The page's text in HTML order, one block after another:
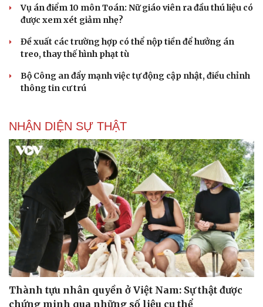
Văn hóa
Sân khấu - Điện ảnh
Văn học
Âm nhạc
Di sản
Giải trí
Nghệ sĩ
Thời trang
Sao Việt
Vụ án điểm 10 môn Toán: Nữ giáo viên ra đầu thú liệu có
được xem xét giảm nhẹ?
Đề xuất các trường hợp có thể nộp tiền để hưởng án
treo, thay thế hình phạt tù
Bộ Công an đẩy mạnh việc tự động cập nhật, điều chỉnh
thông tin cư trú
NHẬN DIỆN SỰ THẬT
Thành tựu nhân quyền ở Việt Nam: Sự thật được
chứng minh qua những số liệu cụ thể